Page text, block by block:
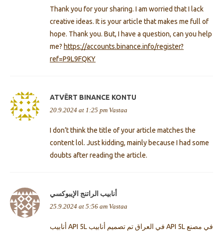
Thank you for your sharing. I am worried that I lack
creative ideas. It is your article that makes me full of
hope. Thank you. But, I have a question, can you help
me? https://accounts.binance.info/register?
ref=P9L9FQKY
ATVĒRT BINANCE KONTU
20.9.2024 at 1:25 pm Vastaa
I don’t think the title of your article matches the
content lol. Just kidding, mainly because I had some
doubts after reading the article.
أنابيب الراتنج الإيبوكسي
25.9.2024 at 5:56 am Vastaa
أنابيب API 5L في العراق تم تصميم أنابيب API 5L في مصنع